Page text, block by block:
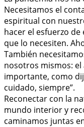
Necesitamos el
espiritual con
hacer el esfuerzo
que lo necesiten.
También
nosotros mismos:
importante, como
cuidado, siempre”.
Reconectar con la
mundo interior y
caminamos juntas